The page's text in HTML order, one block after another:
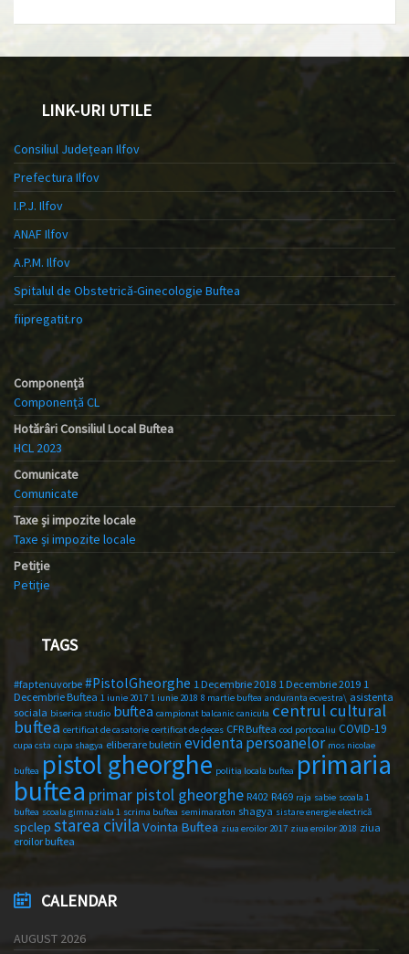
LINK-URI UTILE
Consiliul Județean Ilfov
Prefectura Ilfov
I.P.J. Ilfov
ANAF Ilfov
A.P.M. Ilfov
Spitalul de Obstetrică-Ginecologie Buftea
fiipregatit.ro
Componență
Componență CL
Hotărâri Consiliul Local Buftea
HCL 2023
Comunicate
Comunicate
Taxe și impozite locale
Taxe și impozite locale
Petiție
Petiție
TAGS
#faptenuvorbe #PistolGheorghe 1 Decembrie 2018 1 Decembrie 2019 1
Decembrie Buftea 1 iunie 2017 1 iunie 2018 8 martie buftea anduranta ecvestra\ asistenta
sociala biserica studio buftea campionat balcanic canicula centrul cultural
buftea certificat de casatorie certificat de deces CFR Buftea cod portocaliu COVID-19
cupa csta cupa shagya eliberare buletin evidenta persoanelor mos nicolae
buftea pistol gheorghe politia locala buftea primaria
buftea primar pistol gheorghe R402 R469 raja sabie scoala 1
buftea scoala gimnaziala 1 scrima buftea semimaraton shagya sistare energie electrică
spclep starea civila Vointa Buftea ziua eroilor 2017 ziua eroilor 2018 ziua
eroilor buftea
CALENDAR
AUGUST 2026